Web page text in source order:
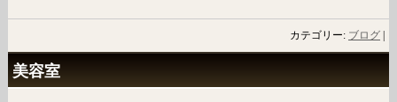
カテゴリー: ブログ
美容室